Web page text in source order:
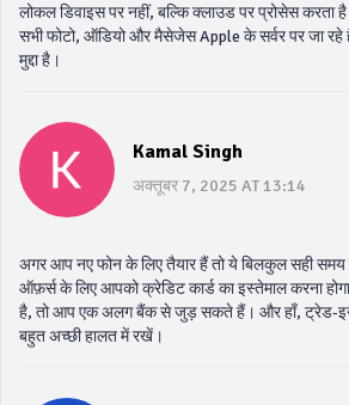
लोकल डिवाइस पर नहीं, बल्कि क्लाउड पर प्रोसेस
सभी फोटो, ऑडियो और मैसेजेस Apple के सर्वर पर जा रहे
मुद्दा है।
Kamal Singh
अक्तूबर 7, 2025 AT 13:14
अगर आप नए फोन के लिए तैयार हैं तो ये बिलकुल सही
ऑफ़र्स के लिए आपको क्रेडिट कार्ड का इस्तेमाल करना
है, तो आप एक अलग बैंक से जुड़ सकते हैं। और हाँ, ट्रेड-इन
बहुत अच्छी हालत में रखें।